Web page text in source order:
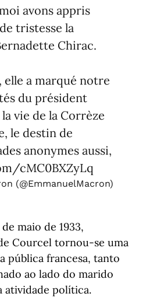
avons appris
tristesse la
Chirac.
elle a marqué notre
du président
vie de la Corrèze
le destin de
anonymes aussi,
cMC0BXZyLq
(@EmmanuelMacron)
maio de 1933,
Courcel tornou-se uma
pública francesa, tanto
ao lado do marido
atividade política.